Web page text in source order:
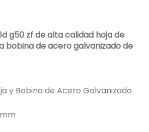
g50 zf de alta calidad hoja de
bobina de acero galvanizado de
y Bobina de Acero Galvanizado